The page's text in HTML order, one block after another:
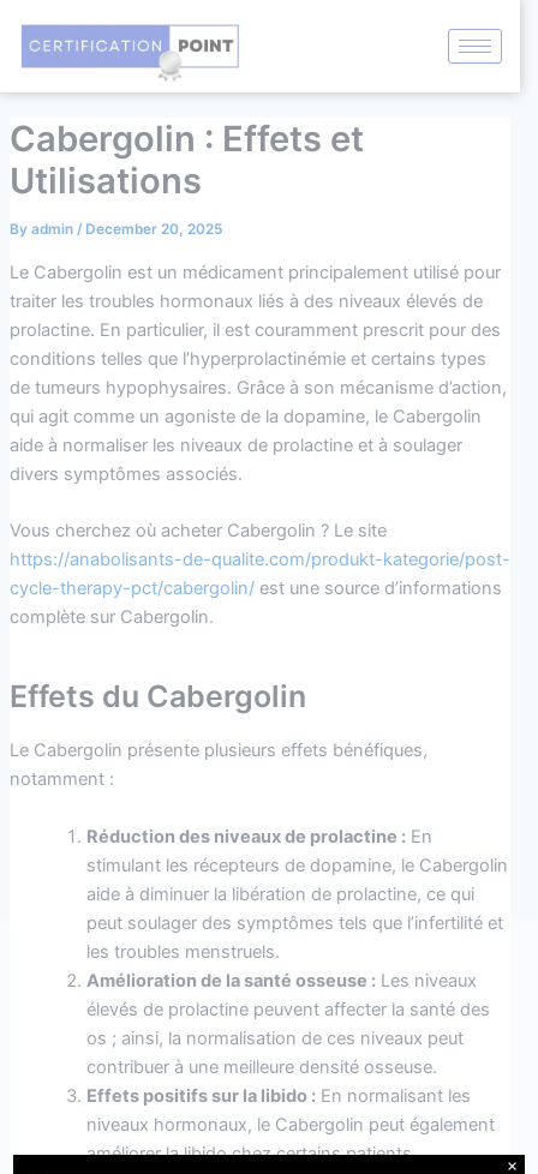
content
Cabergolin : Effets et
Utilisations
By admin / December 20, 2025
Le Cabergolin est un médicament principalement utilisé pour
traiter les troubles hormonaux liés à des niveaux élevés de
prolactine. En particulier, il est couramment prescrit pour des
conditions telles que l’hyperprolactinémie et certains types
de tumeurs hypophysaires. Grâce à son mécanisme d’action,
qui agit comme un agoniste de la dopamine, le Cabergolin
aide à normaliser les niveaux de prolactine et à soulager
divers symptômes associés.
Vous cherchez où acheter Cabergolin ? Le site
https://anabolisants-de-qualite.com/produkt-kategorie/post-
cycle-therapy-pct/cabergolin/est une source d’informations
complète sur Cabergolin.
Effets du Cabergolin
Le Cabergolin présente plusieurs effets bénéfiques,
notamment :
Réduction des niveaux de prolactine :En
stimulant les récepteurs de dopamine, le Cabergolin
aide à diminuer la libération de prolactine, ce qui
peut soulager des symptômes tels que l’infertilité et
les troubles menstruels.
Amélioration de la santé osseuse :Les niveaux
élevés de prolactine peuvent affecter la santé des
os ; ainsi, la normalisation de ces niveaux peut
contribuer à une meilleure densité osseuse.
Effets positifs sur la libido :En normalisant les
niveaux hormonaux, le Cabergolin peut également
améliorer la libido chez certains patients.
navigation
×